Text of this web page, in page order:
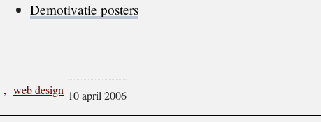
Demotivatie posters
, web design 10 april 2006